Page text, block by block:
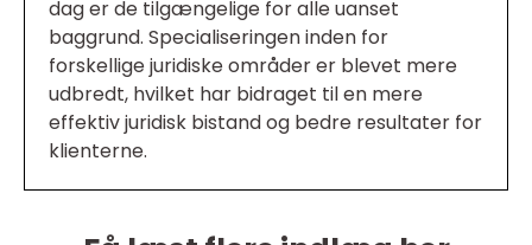
dag er de tilgængelige for alle uanset
baggrund. Specialiseringen inden for
forskellige juridiske områder er blevet mere
udbredt, hvilket har bidraget til en mere
effektiv juridisk bistand og bedre resultater for
klienterne.